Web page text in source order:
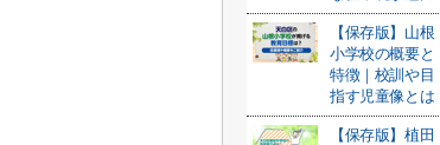
【保存版】山根
小学校の概要と
特徴｜校訓や目
指す児童像とは
【保存版】植田